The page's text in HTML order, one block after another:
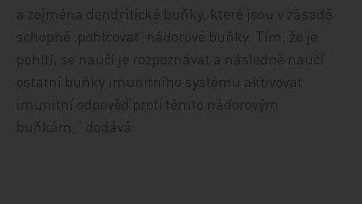
a zejména dendritické buňky, které jsou v zásadě
schopné ‚pohlcovat‘ nádorové buňky. Tím, že je
pohltí, se naučí je rozpoznávat a následně naučí
ostatní buňky imunitního systému aktivovat
imunitní odpověď proti těmto nádorovým
buňkám,“ dodává.